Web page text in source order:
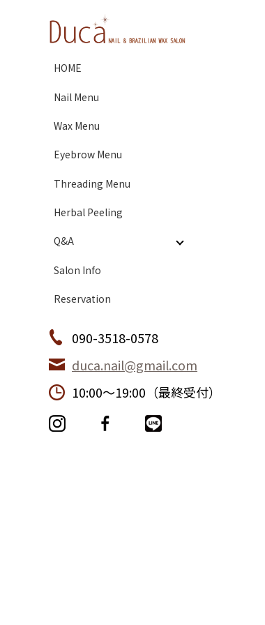
HOME
Nail Menu
Wax Menu
Eyebrow Menu
Threading Menu
Herbal Peeling
Q&A
Salon Info
Reservation
090-3518-0578
duca.nail@gmail.com
10:00〜19:00（最終受付）